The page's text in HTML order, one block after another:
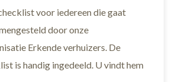
voor iedereen die gaat
door onze
Erkende verhuizers. De
is handig ingedeeld. U vindt hem